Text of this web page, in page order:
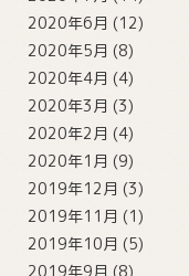
2020年6月 (12)
2020年5月 (8)
2020年4月 (4)
2020年3月 (3)
2020年2月 (4)
2020年1月 (9)
2019年12月 (3)
2019年11月 (1)
2019年10月 (5)
2019年9月 (8)